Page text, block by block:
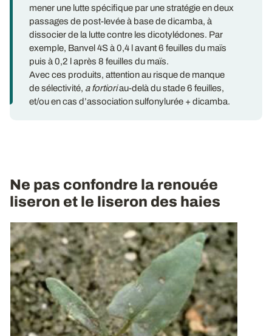
mener une lutte spécifique par une stratégie en deux
passages de post-levée à base de dicamba, à
dissocier de la lutte contre les dicotylédones. Par
exemple, Banvel 4S à 0,4 l avant 6 feuilles du maïs
puis à 0,2 l après 8 feuilles du maïs.
Avec ces produits, attention au risque de manque
de sélectivité, a fortioriau-delà du stade 6 feuilles,
et/ou en cas d’association sulfonylurée + dicamba.
Ne pas confondre la renouée
liseron et le liseron des haies